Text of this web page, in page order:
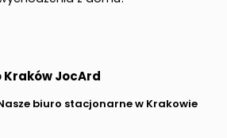
JocArd
biuro stacjonarne w Krakowie